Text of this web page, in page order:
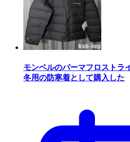
モンベルのパーマフロストラ
冬用の防寒着として購入した